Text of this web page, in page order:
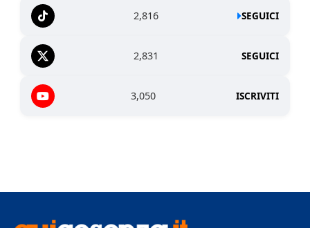
2,816 SEGUICI
2,831 SEGUICI
3,050 ISCRIVITI